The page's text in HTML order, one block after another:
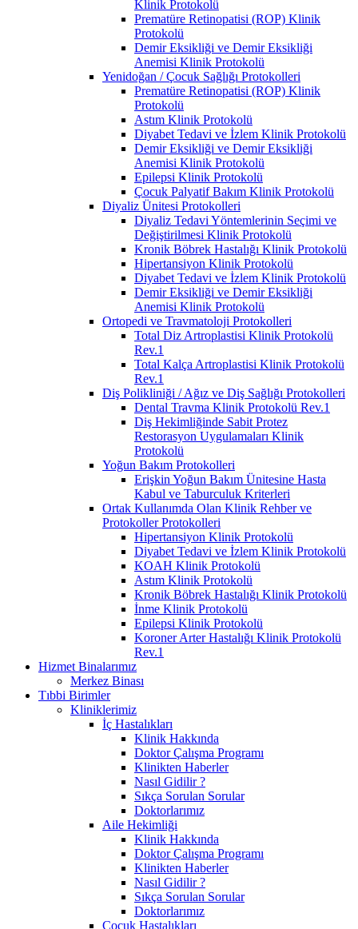
Klinik Protokolü
Prematüre Retinopatisi (ROP) Klinik
Protokolü
Demir Eksikliği ve Demir Eksikliği
Anemisi Klinik Protokolü
Yenidoğan / Çocuk Sağlığı Protokolleri
Prematüre Retinopatisi (ROP) Klinik
Protokolü
Astım Klinik Protokolü
Diyabet Tedavi ve İzlem Klinik Protokolü
Demir Eksikliği ve Demir Eksikliği
Anemisi Klinik Protokolü
Epilepsi Klinik Protokolü
Çocuk Palyatif Bakım Klinik Protokolü
Diyaliz Ünitesi Protokolleri
Diyaliz Tedavi Yöntemlerinin Seçimi ve
Değiştirilmesi Klinik Protokolü
Kronik Böbrek Hastalığı Klinik Protokolü
Hipertansiyon Klinik Protokolü
Diyabet Tedavi ve İzlem Klinik Protokolü
Demir Eksikliği ve Demir Eksikliği
Anemisi Klinik Protokolü
Ortopedi ve Travmatoloji Protokolleri
Total Diz Artroplastisi Klinik Protokolü
Rev.1
Total Kalça Artroplastisi Klinik Protokolü
Rev.1
Diş Polikliniği / Ağız ve Diş Sağlığı Protokolleri
Dental Travma Klinik Protokolü Rev.1
Diş Hekimliğinde Sabit Protez
Restorasyon Uygulamaları Klinik
Protokolü
Yoğun Bakım Protokolleri
Erişkin Yoğun Bakım Ünitesine Hasta
Kabul ve Taburculuk Kriterleri
Ortak Kullanımda Olan Klinik Rehber ve
Protokoller Protokolleri
Hipertansiyon Klinik Protokolü
Diyabet Tedavi ve İzlem Klinik Protokolü
KOAH Klinik Protokolü
Astım Klinik Protokolü
Kronik Böbrek Hastalığı Klinik Protokolü
İnme Klinik Protokolü
Epilepsi Klinik Protokolü
Koroner Arter Hastalığı Klinik Protokolü
Rev.1
Hizmet Binalarımız
Merkez Binası
Tıbbi Birimler
Kliniklerimiz
İç Hastalıkları
Klinik Hakkında
Doktor Çalışma Programı
Klinikten Haberler
Nasıl Gidilir ?
Sıkça Sorulan Sorular
Doktorlarımız
Aile Hekimliği
Klinik Hakkında
Doktor Çalışma Programı
Klinikten Haberler
Nasıl Gidilir ?
Sıkça Sorulan Sorular
Doktorlarımız
Çocuk Hastalıkları